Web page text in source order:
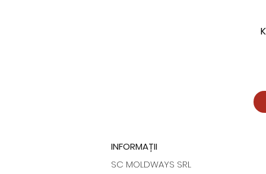
INFORMAȚII
SC MOLDWAYS SRL